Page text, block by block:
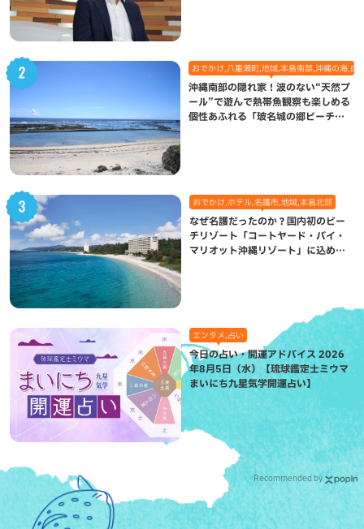
おでかけ,八重瀬町,地域,本島南部,沖縄の海,自
沖縄南部の隠れ家！波のない“天然プ
ール”で遊んで熱帯魚観察も楽しめる
個性あふれる「玻名城の郷ビーチ」
おでかけ,ホテル,名護市,地域,本島北部
なぜ名護だったのか？国内初のビー
チリゾート「コートヤード・バイ・
マリオット沖縄リゾート」に込めら
エンタメ,占い
今日の占い・開運アドバイス 2026
年8月5日（水）【琉球鑑定士ミウマ
まいにち九星気学開運占い】
Recommended by